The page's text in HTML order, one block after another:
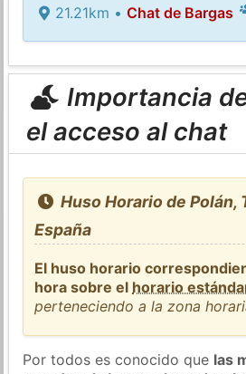
21.21km • Chat de Bargas
Importancia
el acceso al chat
Huso Horario de Polán,
España
El huso horario
hora sobre el horario
perteneciendo a la zona
Por todos es conocido que las